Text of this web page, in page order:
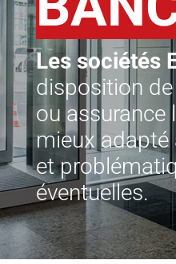
Les sociétés
disposition
ou assurance
mieux adapté
et
éventuelles.